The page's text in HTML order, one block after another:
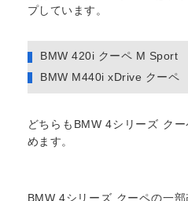
プしています。
BMW 420i クーペ M Sport
BMW M440i xDrive クーペ
どちらもBMW 4シリーズ ク
めます。
BMW 4シリーズ クーペの一